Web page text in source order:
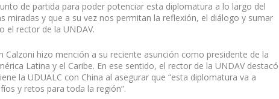
de partida para poder potenciar esta diplomatura a lo largo del
miradas y que a su vez nos permitan la reflexión, el diálogo y sumar
el rector de la UNDAV.
Calzoni hizo mención a su reciente asunción como presidente de la
Latina y el Caribe. En ese sentido, el rector de la UNDAV destacó
la UDUALC con China al asegurar que “esta diplomatura va a
y retos para toda la región”.